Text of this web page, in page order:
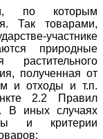
по которым
Так товарами,
участнике
природные
полученная от
и отходы и т.п.
2.2 Правил
В иных случаях
и критерии